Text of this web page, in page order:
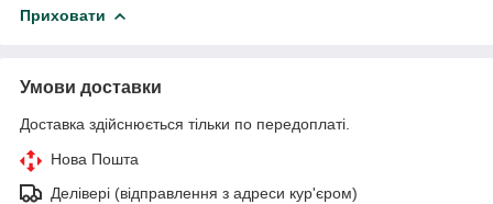
Приховати
Умови доставки
Доставка здійснюється тільки по передоплаті.
Нова Пошта
Делівері (відправлення з адреси кур'єром)